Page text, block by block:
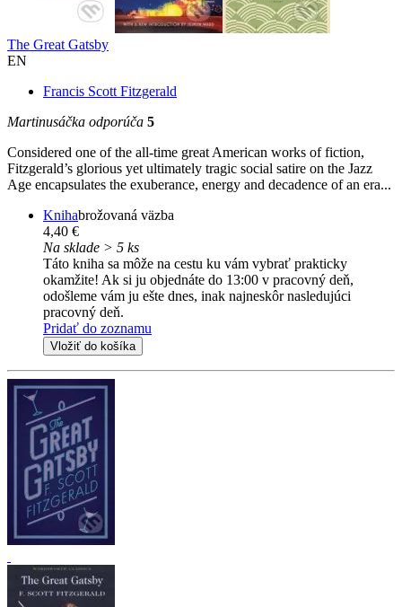
The Great Gatsby
EN
Francis Scott Fitzgerald
Martinusáčka odporúča 5
Considered one of the all-time great American works of fiction,
Fitzgerald’s glorious yet ultimately tragic social satire on the Jazz
Age encapsulates the exuberance, energy and decadence of an era...
Knihabrožovaná väzba
4,40 €
Na sklade > 5 ks
Táto kniha sa môže na cestu ku vám vybrať prakticky
okamžite! Ak si ju objednáte do 13:00 v pracovný deň,
odošleme vám ju ešte dnes, inak najneskôr nasledujúci
pracovný deň.
Pridať do zoznamu
Vložiť do košíka